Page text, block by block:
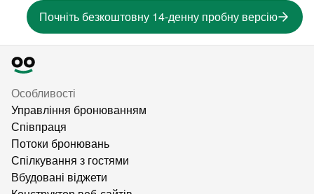
Почніть безкоштовну 14-денну пробну версію
Особливості
Управління бронюванням
Співпраця
Потоки бронювань
Спілкування з гостями
Вбудовані віджети